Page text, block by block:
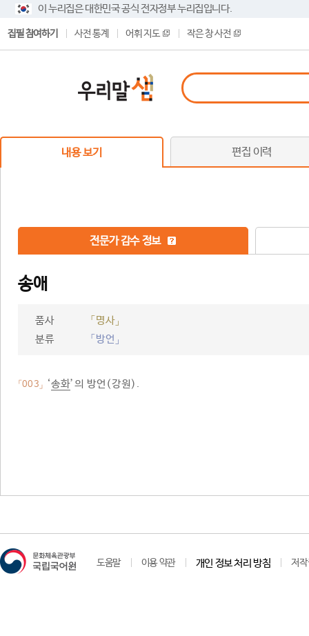
이 누리집은 대한민국 공식 전자정부 누리집입니다.
집필 참여하기 사전 통계 어휘 지도 작은 창 사전
내용 보기 편집 이력
전문가 감수 정보
송애
품사
「명사」
분류
「방언」
「003」 ‘송화’의 방언(강원).
도움말 이용 약관 개인 정보 처리 방침 저